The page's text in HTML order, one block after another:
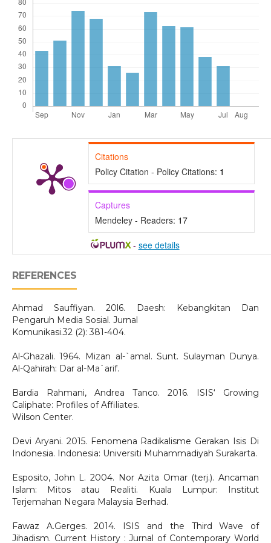
Citations
Policy Citation - Policy Citations: 1
Captures
Mendeley - Readers: 17
- see details
REFERENCES
Ahmad Sauffiyan. 20l6. Daesh: Kebangkitan Dan
Pengaruh Media Sosial. Jurnal
Komunikasi.32 (2): 381-404.
Al-Ghazali. 1964. Mizan al-`amal. Sunt. Sulayman Dunya.
Al-Qahirah: Dar al-Ma`arif.
Bardia Rahmani, Andrea Tanco. 2016. ISIS‘ Growing
Caliphate: Profiles of Affiliates.
Wilson Center.
Devi Aryani. 2015. Fenomena Radikalisme Gerakan Isis Di
Indonesia. Indonesia: Universiti Muhammadiyah Surakarta.
Esposito, John L. 2004. Nor Azita Omar (terj.). Ancaman
Islam: Mitos atau Realiti. Kuala Lumpur: Institut
Terjemahan Negara Malaysia Berhad.
Fawaz A.Gerges. 2014. ISIS and the Third Wave of
Jihadism. Current History : Jurnal of Contemporary World